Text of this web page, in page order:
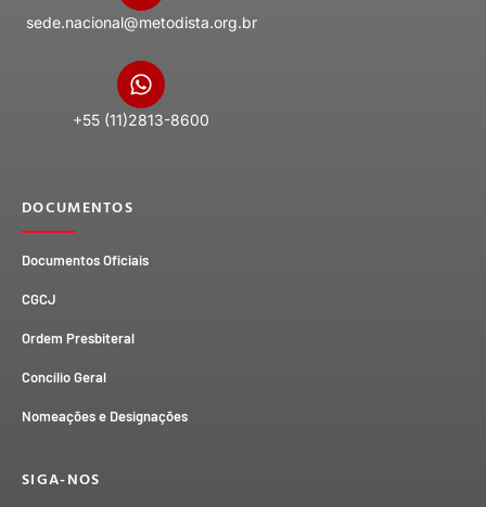
sede.nacional@metodista.org.br
+55 (11)2813-8600
DOCUMENTOS
Documentos Oficiais
CGCJ
Ordem Presbiteral
Concílio Geral
Nomeações e Designações
SIGA-NOS